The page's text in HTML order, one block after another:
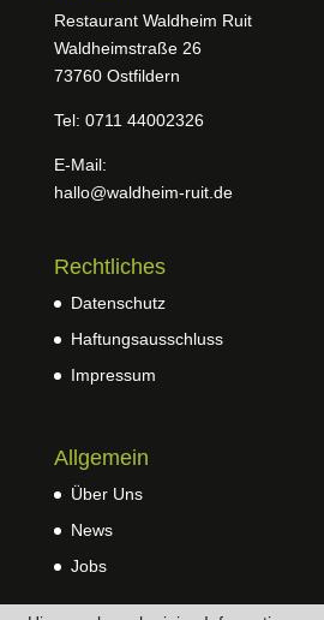
Restaurant Waldheim Ruit
Waldheimstraße 26
73760 Ostfildern
Tel: 0711 44002326
E-Mail:
hallo@waldheim-ruit.de
Rechtliches
Datenschutz
Haftungsausschluss
Impressum
Allgemein
Über Uns
News
Jobs